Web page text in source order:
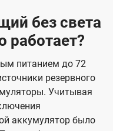
без света
работает?
питанием до 72
резервного
Учитывая
аккумулятор было